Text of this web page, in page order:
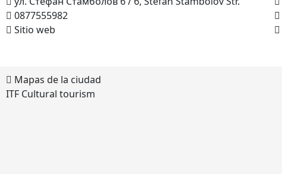
0877555982
Sitio web
Mapas de la ciudad
ITF Cultural tourism